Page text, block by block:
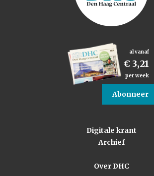
al vanaf
€ 3,21
per week
Abonneer
Digitale krant
Archief
Over DHC